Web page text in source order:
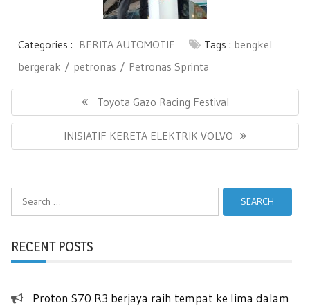
Categories : BERITA AUTOMOTIF Tags : bengkel
bergerak
petronas Petronas Sprinta
Previous
Post:
Toyota Gazo Racing Festival
Next
Post:
INISIATIF KERETA ELEKTRIK VOLVO
Search
for:
RECENT POSTS
Proton S70 R3 berjaya raih tempat ke lima dalam